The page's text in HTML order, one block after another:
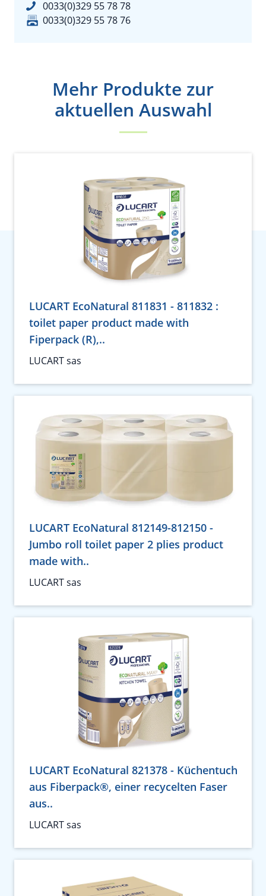
0033(0)329 55 78 78
0033(0)329 55 78 76
Mehr Produkte zur
aktuellen Auswahl
LUCART EcoNatural 811831 - 811832 :
toilet paper product made with
Fiperpack (R),..
LUCART sas
LUCART EcoNatural 812149-812150 -
Jumbo roll toilet paper 2 plies product
made with..
LUCART sas
LUCART EcoNatural 821378 - Küchentuch
aus Fiberpack®, einer recycelten Faser
aus..
LUCART sas